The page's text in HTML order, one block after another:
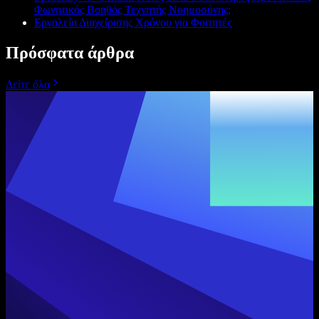
Φωνητικός Βοηθός Τεχνητής Νοημοσύνης;
Εργαλεία Διαχείρισης Χρόνου για Φοιτητές
Πρόσφατα άρθρα
Δείτε όλα